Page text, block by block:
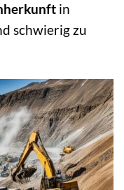
in
schwierig zu